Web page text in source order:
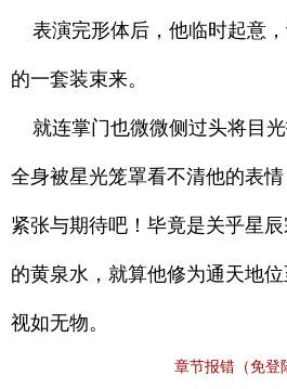
表演完形体后，他临时起意
的一套装束来。
就连掌门也微微侧过头将目
全身被星光笼罩看不清他的表
紧张与期待吧！毕竟是关乎星
的黄泉水，就算他修为通天地
视如无物。
章节报错（免登